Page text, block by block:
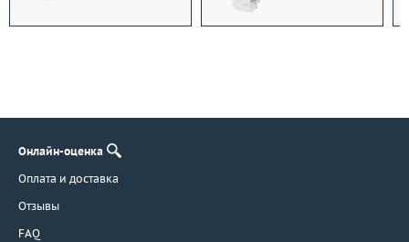
Онлайн-оценка
Оплата и доставка
Отзывы
FAQ